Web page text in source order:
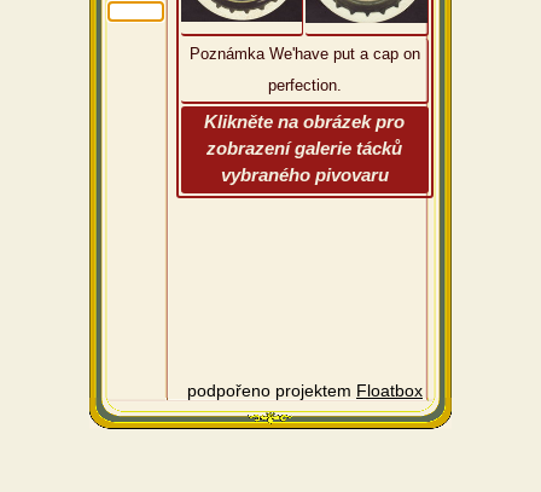
Poznámka We'have put a cap on
perfection.
Klikněte na obrázek pro
zobrazení galerie tácků
vybraného pivovaru
podpořeno projektem Floatbox